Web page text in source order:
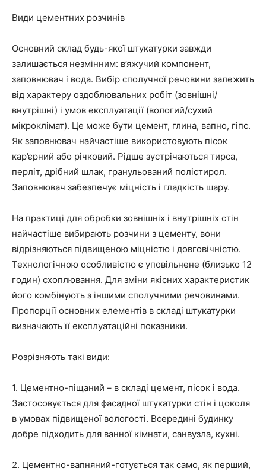
Види цементних розчинів
Основний склад будь-якої штукатурки завжди
залишається незмінним: в’яжучий компонент,
заповнювач і вода. Вибір сполучної речовини залежить
від характеру оздоблювальних робіт (зовнішні/
внутрішні) і умов експлуатації (вологий/сухий
мікроклімат). Це може бути цемент, глина, вапно, гіпс.
Як заповнювач найчастіше використовують пісок
кар’єрний або річковий. Рідше зустрічаються тирса,
перліт, дрібний шлак, гранульований полістирол.
Заповнювач забезпечує міцність і гладкість шару.
На практиці для обробки зовнішніх і внутрішніх стін
найчастіше вибирають розчини з цементу, вони
відрізняються підвищеною міцністю і довговічністю.
Технологічною особливістю є уповільнене (близько 12
годин) схоплювання. Для зміни якісних характеристик
його комбінують з іншими сполучними речовинами.
Пропорції основних елементів в складі штукатурки
визначають її експлуатаційні показники.
Розрізняють такі види:
1. Цементно-піщаний – в складі цемент, пісок і вода.
Застосовується для фасадної штукатурки стін і цоколя
в умовах підвищеної вологості. Всередині будинку
добре підходить для ванної кімнати, санвузла, кухні.
2. Цементно-вапняний-готується так само, як перший,